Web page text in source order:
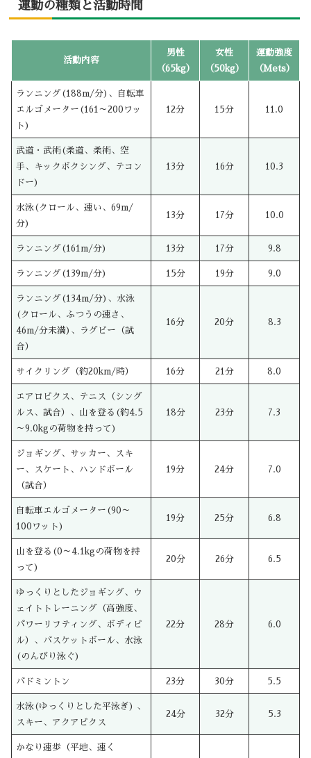
運動の種類と活動時間
活動内容
男性
（65kg）
女性
（50kg）
運動強度
（Mets）
ランニング(188m/分)、自転車
エルゴメーター(161～200ワッ
ト)
12分 15分 11.0
武道・武術(柔道、柔術、空
手、キックボクシング、テコン
ドー)
13分 16分 10.3
水泳(クロール、速い、69m/
分)
13分 17分 10.0
ランニング(161m/分) 13分 17分 9.8
ランニング(139m/分) 15分 19分 9.0
ランニング(134m/分)、水泳
(クロール、ふつうの速さ、
46m/分未満)、ラグビー（試
合）
16分 20分 8.3
サイクリング（約20km/時） 16分 21分 8.0
エアロビクス、テニス（シング
ルス、試合）、山を登る(約4.5
～9.0kgの荷物を持って)
18分 23分 7.3
ジョギング、サッカー、スキ
ー、スケート、ハンドボール
（試合）
19分 24分 7.0
自転車エルゴメーター(90～
100ワット)
19分 25分 6.8
山を登る(0～4.1kgの荷物を持
って)
20分 26分 6.5
ゆっくりとしたジョギング、ウ
ェイトトレーニング（高強度、
パワーリフティング、ボディビ
ル）、バスケットボール、水泳
(のんびり泳ぐ)
22分 28分 6.0
バドミントン 23分 30分 5.5
水泳(ゆっくりとした平泳ぎ) 、
スキー、アクアビクス
24分 32分 5.3
かなり速歩（平地、速く